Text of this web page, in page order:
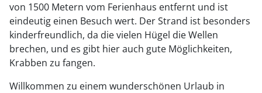
von 1500 Metern vom Ferienhaus entfernt und ist
eindeutig einen Besuch wert. Der Strand ist besonders
kinderfreundlich, da die vielen Hügel die Wellen
brechen, und es gibt hier auch gute Möglichkeiten,
Krabben zu fangen.
Willkommen zu einem wunderschönen Urlaub in